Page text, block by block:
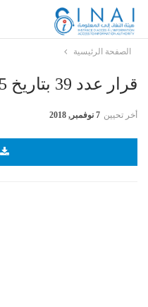
الصفحة الرئيسية
قرار عدد 39 بتاريخ 2018/07/05
أخر تحيين 7 نوفمبر, 2018